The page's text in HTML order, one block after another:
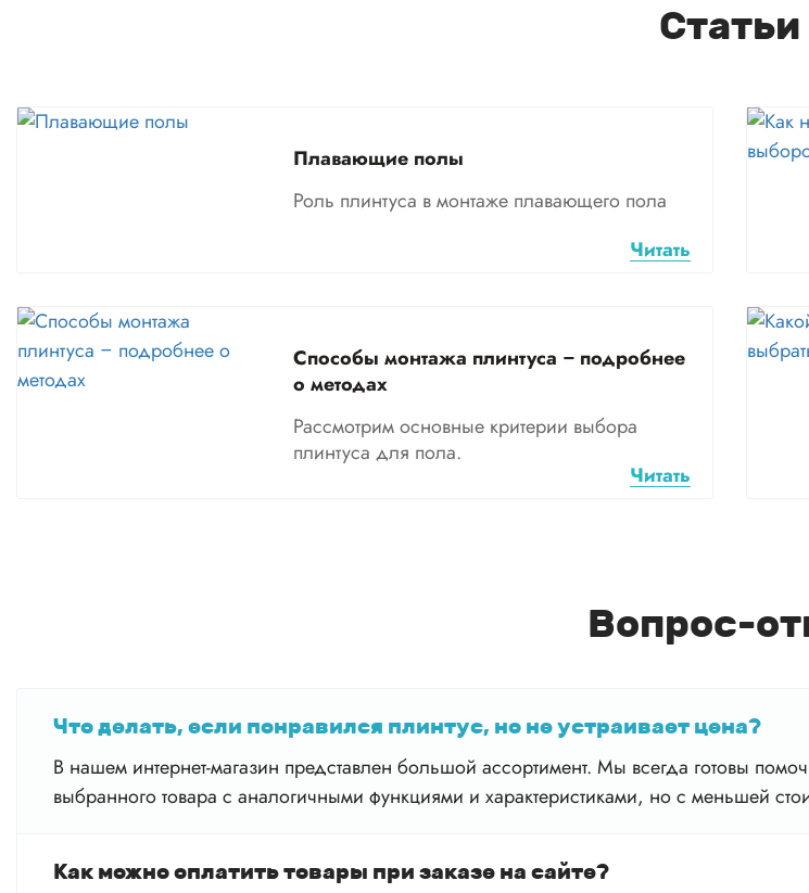
Статьи
Плавающие полы
Роль плинтуса в монтаже плавающего пола
Читать
Способы монтажа плинтуса – подробнее
о методах
Рассмотрим основные критерии выбора
плинтуса для пола.
Читать
Вопрос-
Что делать, если понравился плинтус, но не устраивает цена?
В нашем интернет-магазин представлен большой ассортимент. Мы всегда готовы
выбранного товара с аналогичными функциями и характеристиками, но с меньшей
Как можно оплатить товары при заказе на сайте?